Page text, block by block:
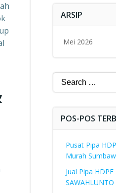
ARSIP
Mei 2026
Search
for:
POS-POS
Pusat Pipa
Murah
Jual Pipa